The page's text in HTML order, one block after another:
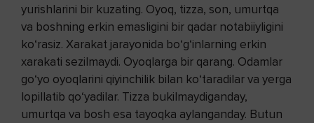
yurishlarini bir kuzating. Oyoq, tizza, son, umurtqa
va boshning erkin emasligini bir qadar notabiiyligini
ko‘rasiz. Xarakat jarayonida bo‘g‘inlarning erkin
xarakati sezilmaydi. Oyoqlarga bir qarang. Odamlar
go‘yo oyoqlarini qiyinchilik bilan ko‘taradilar va yerga
lopillatib qo‘yadilar. Tizza bukilmaydiganday,
umurtqa va bosh esa tayoqka aylanganday. Butun